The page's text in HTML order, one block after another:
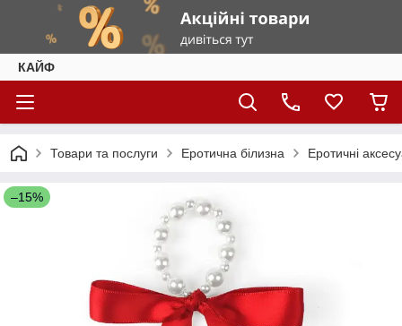
КАЙФ
Товари та послуги Еротична білизна Еротичні
–15%